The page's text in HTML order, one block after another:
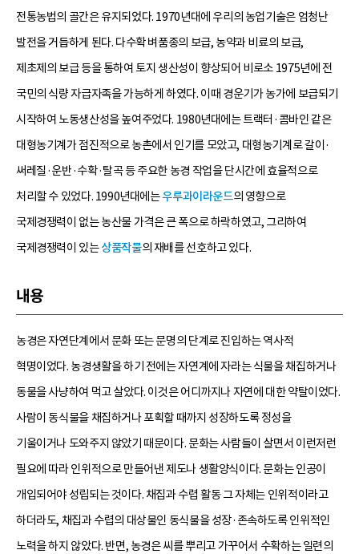
전통농법의 골간은 유지되었다. 1970년대에 우리의 농업기술은 엄청난
발전을 거듭하게 된다. 다수확 벼품종의 보급, 농약과 비료의 보급,
제초제의 보급 등을 통하여 토지 생산성이 향상되어 비로소 1975년에 전
국민의 식량 자급자족을 가능하게 하였다. 이때 경운기가 농가에 보급되기
시작하여 노동생산성을 높여주었다. 1980년대에는 트랙터·콤바인 같은
대형농기계가 점진적으로 농촌에서 인기를 모았고, 대형농기계로 갈이·
써레질·운반·수확·탈곡 등 주요한 농경 작업을 단시간에 효율적으로
처리할 수 있었다. 1990년대에는우루과이라운드의 영향으로
국제경쟁력이 없는 농산물 가격은 큰 폭으로 하락하였고, 그리하여
국제경쟁력이 있는상품작물의 재배를 선호하고 있다.
내용
농경은 자연단계에서 문화 또는 문명의 단계로 진입하는 역사적
혁명이었다. 농경생활을 하기 전에는 자연계에 자라는 식물을 채집하거나
동물을 사냥하여 먹고 살았다. 이것은 어디까지나 자연에 대한 약탈이었다.
사람이 동식물을 채집하거나 포획할 때까지 성장하도록 정성을
기울이거나 도와주지 않았기 때문이다. 문화는 사람들이 살면서 이런저런
필요에 따라 인위적으로 만들어낸 제도나 생활양식이다. 문화는 인공이
개입되어야 성립되는 것이다. 채집과 수렵 활동 그 자체는 인위적이라고
하더라도, 채집과 수렵의 대상물인 동식물을 성장·존속하도록 인위적인
노력을 하지 않았다. 반면, 농경은 씨를 뿌리고 가꾸어서 수확하는 일련의